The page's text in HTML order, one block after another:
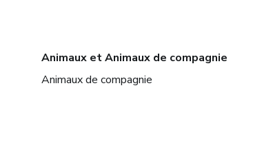
Animaux et Animaux de compagnie
Animaux de compagnie